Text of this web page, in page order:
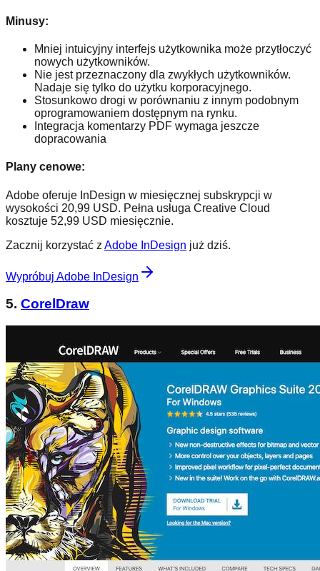
Minusy:
Mniej intuicyjny interfejs użytkownika może przytłoczyć
nowych użytkowników.
Nie jest przeznaczony dla zwykłych użytkowników.
Nadaje się tylko do użytku korporacyjnego.
Stosunkowo drogi w porównaniu z innym podobnym
oprogramowaniem dostępnym na rynku.
Integracja komentarzy PDF wymaga jeszcze
dopracowania
Plany cenowe:
Adobe oferuje InDesign w miesięcznej subskrypcji w
wysokości 20,99 USD. Pełna usługa Creative Cloud
kosztuje 52,99 USD miesięcznie.
Zacznij korzystać z Adobe InDesign już dziś.
Wypróbuj Adobe InDesign
5. CorelDraw